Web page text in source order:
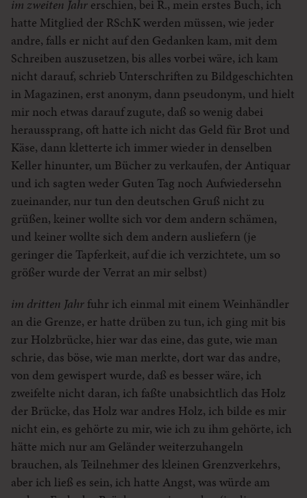
im zweiten Jahr erschien, bei R., mein erstes Buch, ich
hatte Mitglied der RSchK werden müssen, wie jeder
andre, falls er nicht auf den Gedanken kam, mit dem
Schreiben auszusetzen, bis alles vorbei wäre, ich kam
nicht darauf, schrieb Unterschriften zu Bildgeschichten
in Magazinen, erst anonym, dann pseudonym, und hielt
mir noch etwas darauf zugute, daß so wenig dabei
heraussprang, oft hatte ich nicht das Geld für Brot und
Käse, dann kletterte ich immer wieder in denselben
Keller hinunter, um Bücher zu verkaufen, der Antiquar
und ich sagten weder Guten Tag noch Aufwiedersehn
zueinander, nur tun den deutschen Gruß nicht zu
grüßen, keiner wollte sich vor dem andern schämen,
und keiner wollte sich dem andern ausliefern (je
geringer die Tapferkeit, auf die ich verzichtete, um so
größer wurde der Verrat an mir selbst)
im dritten Jahr fuhr ich einmal mit einem Weinhändler
an die Grenze, er hatte drüben zu tun, ich ging mit bis
zur Holzbrücke, hier war das eine, das gute, wie man
schrie, das böse, wie man merkte, dort war das andre,
von dem gewispert wurde, daß es besser wäre, ich
zweifelte nicht daran, ich faßte unabsichtlich das Holz
der Brücke, das Holz war andres Holz, ich bilde es mir
nicht ein, es gehörte zu mir, wie ich zu ihm gehörte, ich
hätte mich nur am Geländer weiterzuhangeln
brauchen, als Teilnehmer des kleinen Grenzverkehrs,
aber ich ließ es sein, ich hatte Angst, was würde am